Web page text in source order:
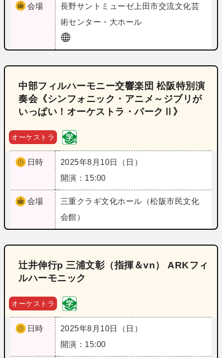
会場 長野サントミューゼ上田市交流文化芸
術センター・大ホール
中部フィルハーモニー交響楽団 松阪特別演
奏会《シンフォニック・アニメ～ジブリが
いっぱい！オーケストラ・パークⅡ》
オーケストラ
日時
2025年8月10日（日）
開演：15:00
会場 三重クラギ文化ホール（松阪市民文化
会館）
辻井伸行p 三浦文彰（指揮＆vn） ARKフィ
ルハーモニック
オーケストラ
日時
2025年8月10日（日）
開演：15:00